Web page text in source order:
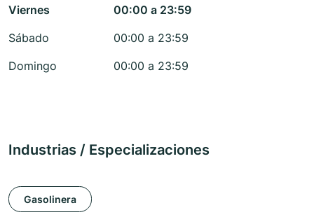
Viernes
00:00 a 23:59
Sábado
00:00 a 23:59
Domingo
00:00 a 23:59
Industrias / Especializaciones
Gasolinera